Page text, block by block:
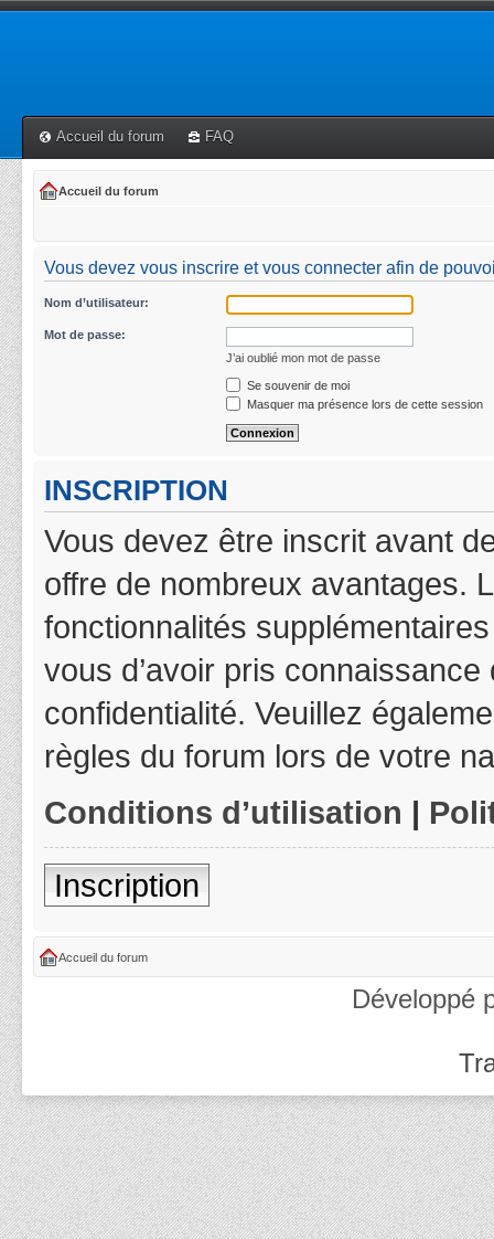
Accueil du forum FAQ
Accueil du forum
Vous devez vous inscrire et vous connecter afin de
Nom d’utilisateur:
Mot de passe:
J’ai oublié mon mot de passe
Se souvenir de moi
Masquer ma présence lors de cette session
INSCRIPTION
Vous devez être inscrit avant
offre de nombreux avantages.
fonctionnalités
vous d’avoir pris
confidentialité. Veuillez
règles du forum lors de votre
Conditions d’utilisation |
Inscription
Accueil du forum
Développé